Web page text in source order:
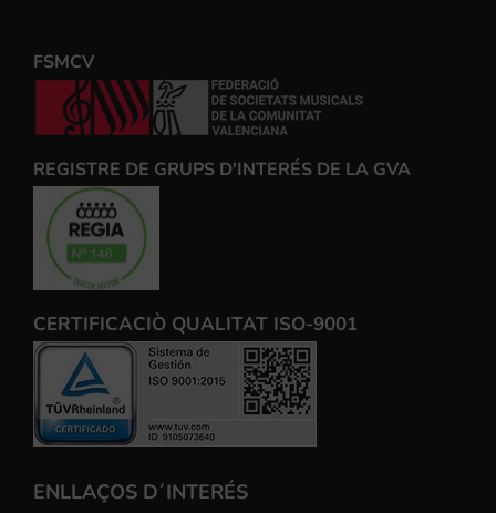
FSMCV
REGISTRE DE GRUPS D'INTERÉS DE LA GVA
CERTIFICACIÒ QUALITAT ISO-9001
ENLLAÇOS D´INTERÉS